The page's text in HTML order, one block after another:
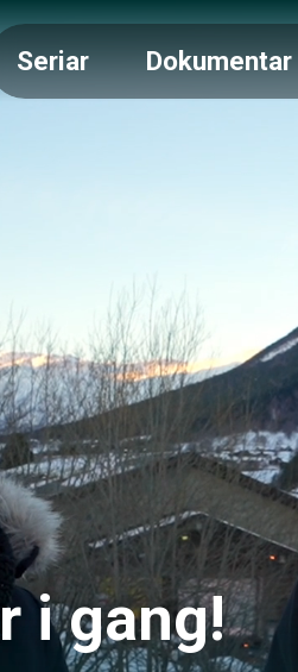
Seriar Dokumentar
i gang!